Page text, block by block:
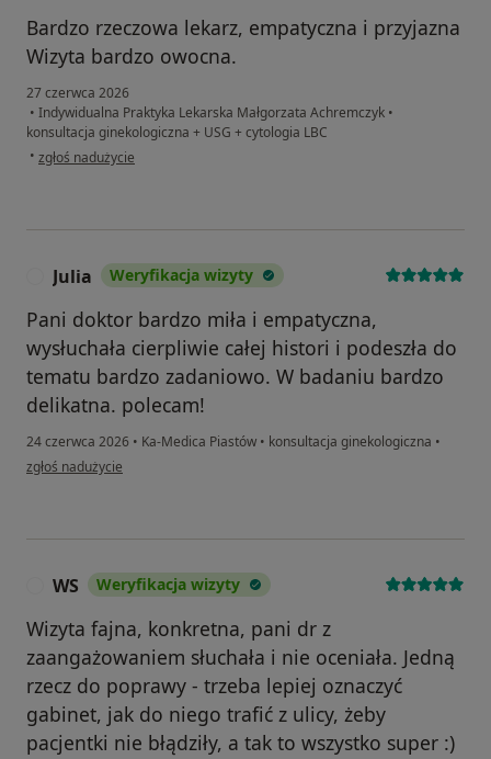
Bardzo rzeczowa lekarz, empatyczna i przyjazna
Wizyta bardzo owocna.
27 czerwca 2026
• Indywidualna Praktyka Lekarska Małgorzata Achremczyk •
konsultacja ginekologiczna + USG + cytologia LBC
• w opinii użytkownika Agnieszka
zgłoś nadużycie
Julia Weryfikacja wizyty
Pani doktor bardzo miła i empatyczna,
wysłuchała cierpliwie całej histori i podeszła do
tematu bardzo zadaniowo. W badaniu bardzo
delikatna. polecam!
24 czerwca 2026 • Ka-Medica Piastów • konsultacja ginekologiczna •
w opinii użytkownika Julia
zgłoś nadużycie
WS Weryfikacja wizyty
Wizyta fajna, konkretna, pani dr z
zaangażowaniem słuchała i nie oceniała. Jedną
rzecz do poprawy - trzeba lepiej oznaczyć
gabinet, jak do niego trafić z ulicy, żeby
pacjentki nie błądziły, a tak to wszystko super :)